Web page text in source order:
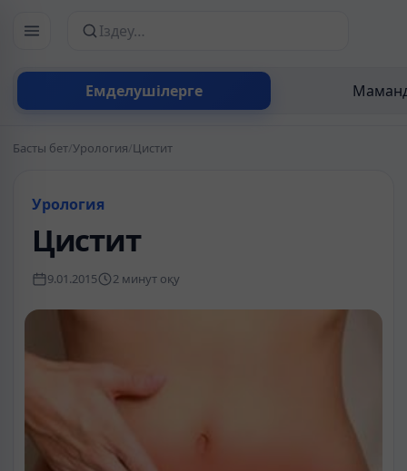
Емделушілерге
Сайттан іздеу
Басты бет/Урология/Цистит
Урология
Цистит
9.01.2015 2 минут оқу